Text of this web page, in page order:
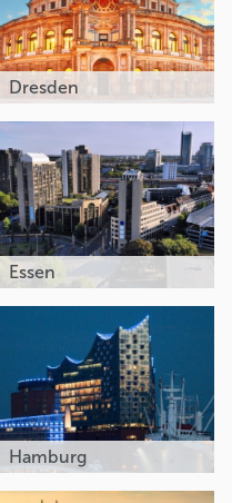
Dresden
Essen
Hamburg